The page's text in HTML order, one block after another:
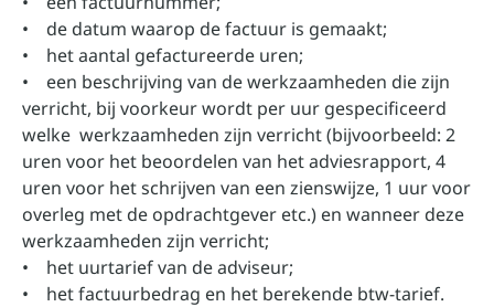
• de datum waarop de factuur is gemaakt;
• het aantal gefactureerde uren;
• een beschrijving van de werkzaamheden die zijn
verricht, bij voorkeur wordt per uur gespecificeerd
welke werkzaamheden zijn verricht (bijvoorbeeld: 2
uren voor het beoordelen van het adviesrapport, 4
uren voor het schrijven van een zienswijze, 1 uur voor
overleg met de opdrachtgever etc.) en wanneer deze
werkzaamheden zijn verricht;
• het uurtarief van de adviseur;
• het factuurbedrag en het berekende btw-tarief.